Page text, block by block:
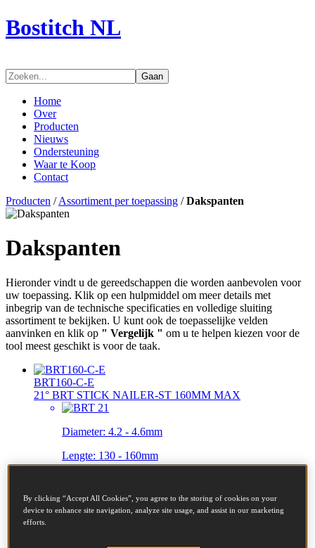
Bostitch NL
Gaan
Home
Over
Producten
Nieuws
Ondersteuning
Waar te Koop
Contact
Producten /Assortiment per toepassing /Dakspanten
Dakspanten
Hieronder vindt u de gereedschappen die worden aanbevolen voor
uw toepassing. Klik op een hulpmiddel om meer details met
inbegrip van de technische specificaties en volledige sluiting
assortiment te bekijken. U kunt ook de toepasselijke velden
aanvinken en klik op " Vergelijk " om u te helpen kiezen voor de
tool meest geschikt is voor de taak.
BRT160-C-E
21° BRT STICK NAILER-ST 160MM MAX
Diameter: 4.2 - 4.6mm
Lengte: 130 - 160mm
By clicking “Accept All Cookies”, you agree to the storing of cookies on your
device to enhance site navigation, analyze site usage, and assist in our marketing
efforts.